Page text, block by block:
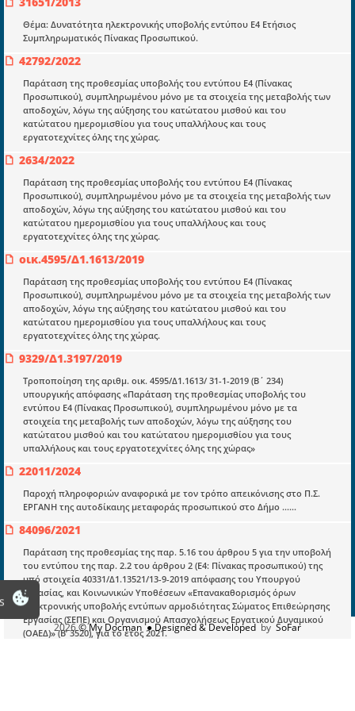
Θέμα: Δυνατότητα ηλεκτρονικής υποβολής εντύπου Ε4 Ετήσιος
Συμπληρωματικός Πίνακας Προσωπικού.
42792/2022
Παράταση της προθεσμίας υποβολής του εντύπου Ε4 (Πίνακας
Προσωπικού), συμπληρωμένου μόνο με τα στοιχεία της μεταβολής των
αποδοχών, λόγω της αύξησης του κατώτατου μισθού και του
κατώτατου ημερομισθίου για τους υπαλλήλους και τους
εργατοτεχνίτες όλης της χώρας.
2634/2022
Παράταση της προθεσμίας υποβολής του εντύπου Ε4 (Πίνακας
Προσωπικού), συμπληρωμένου μόνο με τα στοιχεία της μεταβολής των
αποδοχών, λόγω της αύξησης του κατώτατου μισθού και του
κατώτατου ημερομισθίου για τους υπαλλήλους και τους
εργατοτεχνίτες όλης της χώρας.
οικ.4595/Δ1.1613/2019
Παράταση της προθεσμίας υποβολής του εντύπου Ε4 (Πίνακας
Προσωπικού), συμπληρωμένου μόνο με τα στοιχεία της μεταβολής των
αποδοχών, λόγω της αύξησης του κατώτατου μισθού και του
κατώτατου ημερομισθίου για τους υπαλλήλους και τους
εργατοτεχνίτες όλης της χώρας.
9329/Δ1.3197/2019
Τροποποίηση της αριθμ. οικ. 4595/Δ1.1613/ 31-1-2019 (Β΄ 234)
υπουργικής απόφασης «Παράταση της προθεσμίας υποβολής του
εντύπου Ε4 (Πίνακας Προσωπικού), συμπληρωμένου μόνο με τα
στοιχεία της μεταβολής των αποδοχών, λόγω της αύξησης του
κατώτατου μισθού και του κατώτατου ημερομισθίου για τους
υπαλλήλους και τους εργατοτεχνίτες όλης της χώρας»
22011/2024
Παροχή πληροφοριών αναφορικά με τον τρόπο απεικόνισης στο Π.Σ.
ΕΡΓΑΝΗ της αυτοδίκαιης μεταφοράς προσωπικού στο Δήμο ……
84096/2021
Παράταση της προθεσμίας της παρ. 5.16 του άρθρου 5 για την υποβολή
του εντύπου της παρ. 2.2 του άρθρου 2 (Ε4: Πίνακας προσωπικού) της
υπό στοιχεία 40331/Δ1.13521/13-9-2019 απόφασης του Υπουργού
Εργασίας, και Κοινωνικών Υποθέσεων «Επανακαθορισμός όρων
ηλεκτρονικής υποβολής εντύπων αρμοδιότητας Σώματος Επιθεώρησης
Εργασίας (ΣΕΠΕ) και Οργανισμού Απασχολήσεως Εργατικού Δυναμικού
(ΟΑΕΔ)» (Β’ 3520), για το έτος 2021.
mydocmangr@gmail.com
Docman.gr
Ποιοί είμαστε;
Μια πολυετής εθελοντική προσπάθεια που
μετατράπηκε σε επιχειρηματική οντότητα και φιλοδοξεί να συμβάλλει
στην διάδοση της γνώσης.
Ενότητες
Επικαιρότητα
E-book
Οδηγοί εκκαθάρισης
Νόμοι και προεδρικά διατάγματα
Υπουργικές αποφάσεις
Νομολογία και Γνωμοδοτήσεις ΝΣΚ
Πληροφορίες
Είσοδος
Βοηθός Αναζήτησης
Οροι χρησης ιστοτοπου
2026© My Docman ● Designed & DevelopedbySoFar